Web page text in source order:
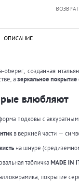
ВОЗВРАТ
ОПИСАНИЕ
оберег, созданная
азеркальное
влюбляют
подковы с
в верхней части —
на шнуре
табличкаMADE IN
покрытие